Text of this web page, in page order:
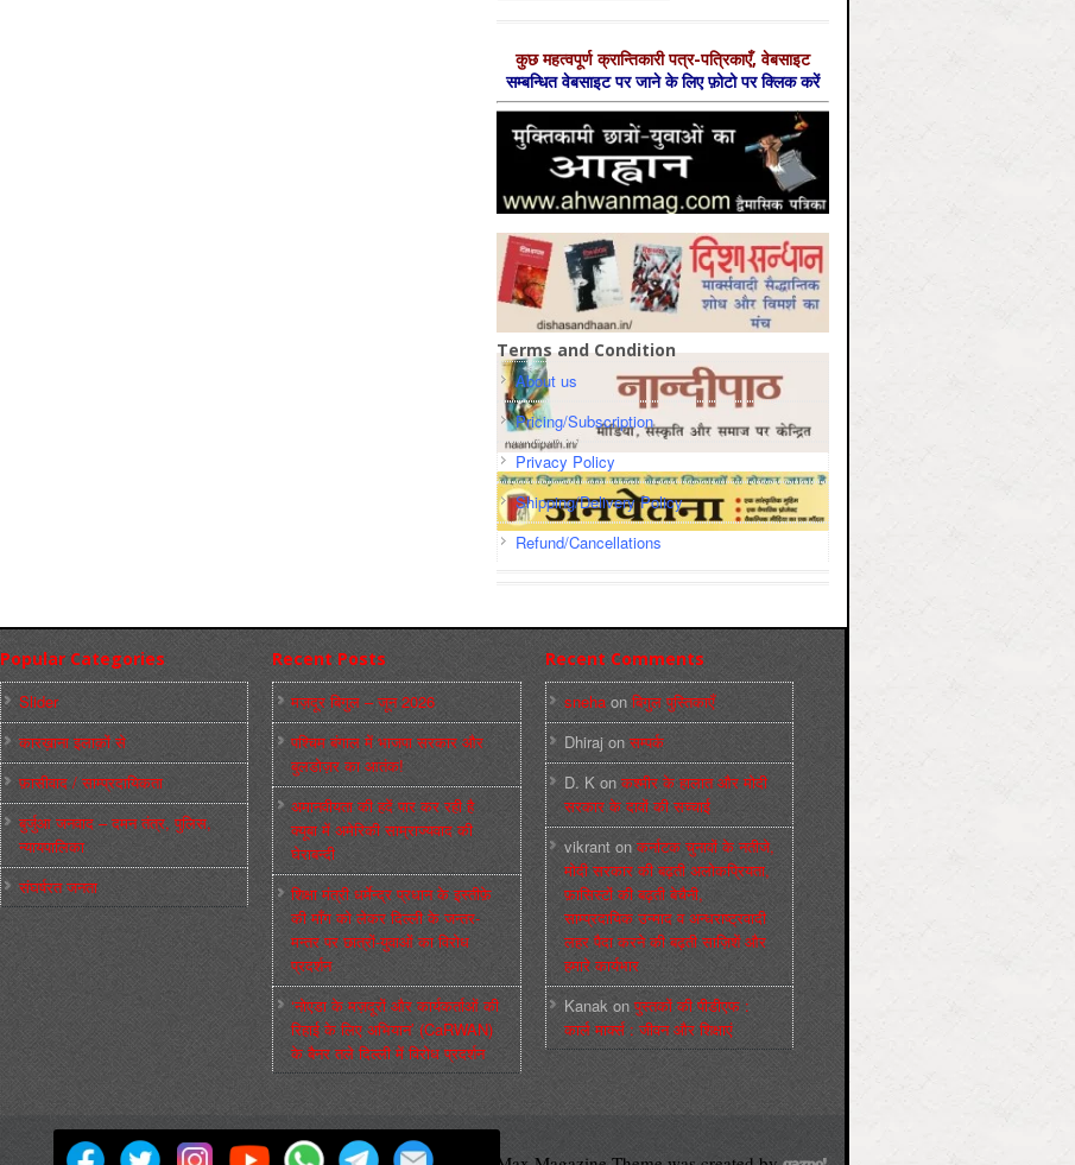
कुछ महत्‍वपूर्ण क्रान्तिकारी पत्र-पत्रिकाएँ, वेबसाइट
सम्‍बन्धित वेबसाइट पर जाने के लिए फ़ोटो पर क्लिक करें
Terms and Condition
About us
Pricing/Subscription
Privacy Policy
Shipping/Delivery Policy
Refund/Cancellations
Popular Categories
Slider
कारख़ाना इलाक़ों से
फ़ासीवाद / साम्‍प्रदायिकता
बुर्जुआ जनवाद – दमन तंत्र, पुलिस,
न्‍यायपालिका
संघर्षरत जनता
Recent Posts
मज़दूर बिगुल – जून 2026
पश्चिम बंगाल में भाजपा सरकार और
बुलडोज़र का आतंक!
अमानवीयता की हदें पार कर रही है
क्यूबा में अमेरिकी साम्राज्यवाद की
घेराबन्दी
शिक्षा मंत्री धर्मेन्द्र प्रधान के इस्तीफ़े
की माँग को लेकर दिल्ली के जन्तर-
मन्तर पर छात्रों-युवाओं का विरोध
प्रदर्शन
‘नोएडा के मज़दूरों और कार्यकर्ताओं की
रिहाई के लिए अभियान’ (CaRWAN)
के बैनर तले दिल्ली में विरोध प्रदर्शन
Recent Comments
snehaonबिगुल पुस्तिकाएँ
Dhirajon सम्पर्क
D. Konकश्मीर के हालात और मोदी
सरकार के दावों की सच्चाई
vikrantonकर्नाटक चुनावों के नतीजे,
मोदी सरकार की बढ़ती अलोकप्रियता,
फ़ासिस्टों की बढ़ती बेचैनी,
साम्प्रदायिक उन्माद व अन्धराष्ट्रवादी
लहर पैदा करने की बढ़ती साज़िशें और
हमारे कार्यभार
Kanakonपुस्‍तकों की पीडीएफ :
कार्ल मार्क्‍स : जीवन और शिक्षाएं
मज़दूर बिगुल Powered by
WordPress